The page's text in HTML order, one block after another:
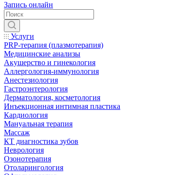
Запись онлайн
Услуги
PRP-терапия (плазмотерапия)
Медицинские анализы
Акушерство и гинекология
Аллергология-иммунология
Анестезиология
Гастроэнтерология
Дерматология, косметология
Инъекционная интимная пластика
Кардиология
Мануальная терапия
Массаж
КТ диагностика зубов
Неврология
Озонотерапия
Отоларингология